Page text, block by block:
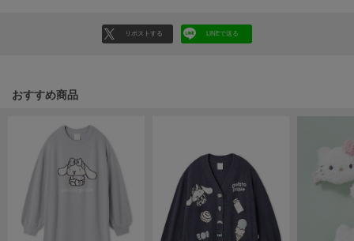
ORR
PATRICK
パトリック
フィリーチョコレート
リポストする LINEで送る
おすすめ商品